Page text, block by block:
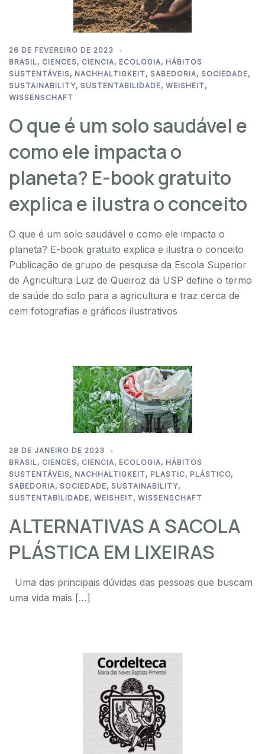
26 DE FEVEREIRO DE 2023
BRASIL, CIENCES, CIENCIA, ECOLOGIA, HÁBITOS
SUSTENTÁVEIS, NACHHALTIGKEIT, SABEDORIA, SOCIEDADE,
SUSTAINABILITY, SUSTENTABILIDADE, WEISHEIT,
WISSENSCHAFT
O que é um solo saudável e
como ele impacta o
planeta? E-book gratuito
explica e ilustra o conceito
O que é um solo saudável e como ele impacta o
planeta? E-book gratuito explica e ilustra o conceito
Publicação de grupo de pesquisa da Escola Superior
de Agricultura Luiz de Queiroz da USP define o termo
de saúde do solo para a agricultura e traz cerca de
cem fotografias e gráficos ilustrativos
28 DE JANEIRO DE 2023
BRASIL, CIENCES, CIENCIA, ECOLOGIA, HÁBITOS
SUSTENTÁVEIS, NACHHALTIGKEIT, PLASTIC, PLÁSTICO,
SABEDORIA, SOCIEDADE, SUSTAINABILITY,
SUSTENTABILIDADE, WEISHEIT, WISSENSCHAFT
ALTERNATIVAS A SACOLA
PLÁSTICA EM LIXEIRAS
Uma das principais dúvidas das pessoas que buscam
uma vida mais […]